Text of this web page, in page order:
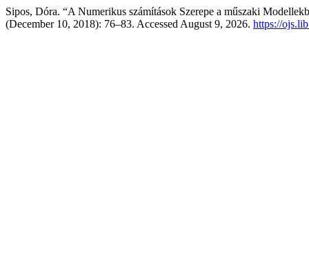
Sipos, Dóra. “A Numerikus számítások Szerepe a műszaki
(December 10, 2018): 76–83. Accessed August 9, 2026. https://